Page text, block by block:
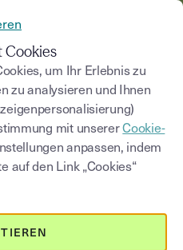
Saisissez un terme
Der
Cookies
um Ihr Erlebnis zu
zu analysieren und Ihnen
mit unsererCookie-
anpassen, indem
auf den Link „Cookies“